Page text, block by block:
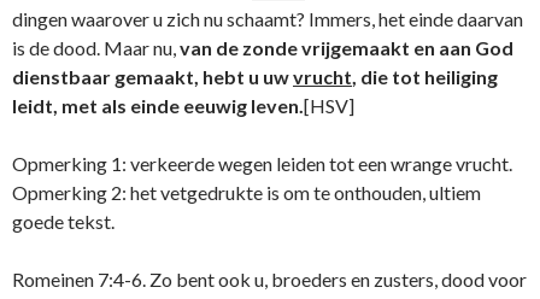
dingen waarover u zich nu schaamt? Immers, het einde daarvan
is de dood. Maar nu,van de zonde vrijgemaakt en aan God
dienstbaar gemaakt, hebt u uwvrucht, die tot heiliging
leidt, met als einde eeuwig leven.[HSV]
Opmerking 1: verkeerde wegen leiden tot een wrange vrucht.
Opmerking 2: het vetgedrukte is om te onthouden, ultiem
goede tekst.
Romeinen 7:4-6. Zo bent ook u, broeders en zusters, dood voor